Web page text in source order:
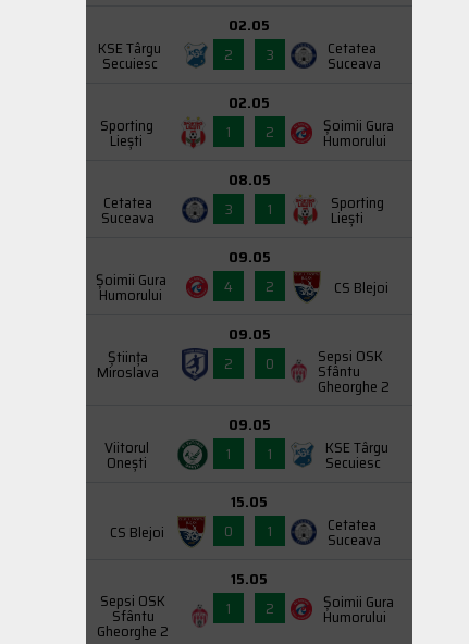
KSE Târgu
Secuiesc
02.05
2
3 Cetatea
Suceava
Sporting
Liești
02.05
1
2 Şoimii Gura
Humorului
Cetatea
Suceava
08.05
3
1 Sporting
Liești
Şoimii Gura
Humorului
09.05
4
2 CS Blejoi
Știința
Miroslava
09.05
2
0 Sepsi OSK
Sfântu
Gheorghe 2
Viitorul
Onești
09.05
1
1 KSE Târgu
Secuiesc
CS Blejoi
15.05
0
1 Cetatea
Suceava
Sepsi OSK
Sfântu
Gheorghe 2
15.05
1
2 Şoimii Gura
Humorului